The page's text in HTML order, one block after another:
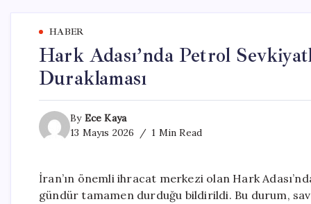
HABER
Hark Adası’nda Petrol
Duraklaması
By Ece Kaya
13 Mayıs 2026
1 Min Read
İran’ın önemli ihracat merkezi olan Hark
gündür tamamen durduğu bildirildi. Bu durum,